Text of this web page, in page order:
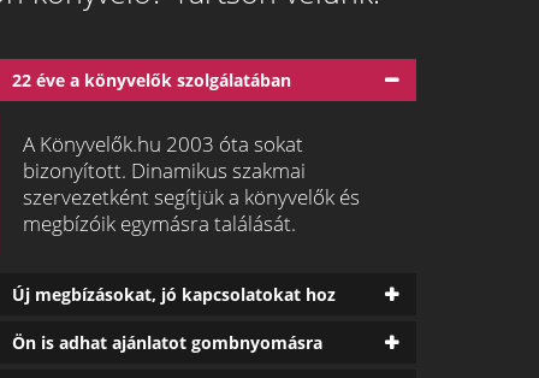
22 éve a könyvelők szolgálatában
A Könyvelők.hu 2003 óta sokat
bizonyított. Dinamikus szakmai
szervezetként segítjük a könyvelők és
megbízóik egymásra találását.
Új megbízásokat, jó kapcsolatokat hoz
Ön is adhat ajánlatot gombnyomásra